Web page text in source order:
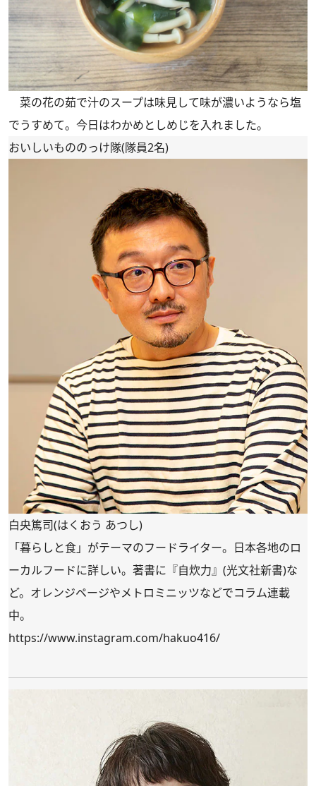
菜の花の茹で汁のスープは味見して味が濃いようなら塩
でうすめて。今日はわかめとしめじを入れました。
おいしいもののっけ隊(隊員2名)
白央篤司(はくおう あつし)
「暮らしと食」がテーマのフードライター。日本各地のロ
ーカルフードに詳しい。著書に『自炊力』(光文社新書)な
ど。オレンジページやメトロミニッツなどでコラム連載
中。
https://www.instagram.com/hakuo416/